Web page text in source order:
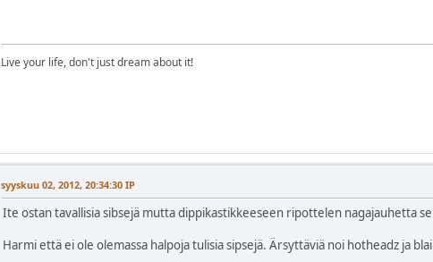
Live your life, don't just dream about it!
syyskuu 02, 2012, 20:34:30 IP
Ite ostan tavallisia sibsejä mutta dippikastikkeeseen ripottelen nagajauhetta
Harmi että ei ole olemassa halpoja tulisia sipsejä. Ärsyttäviä noi hotheadz ja